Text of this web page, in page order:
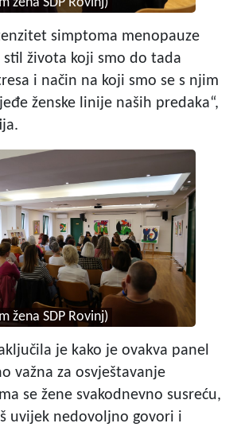
žena SDP Rovinj)
simptoma menopauze
stil života koji smo do tada
i način na koji smo se s njim
ženske linije naših predaka“,
žena SDP Rovinj)
je kako je ovakva panel
važna za osvještavanje
se žene svakodnevno susreću,
uvijek nedovoljno govori i